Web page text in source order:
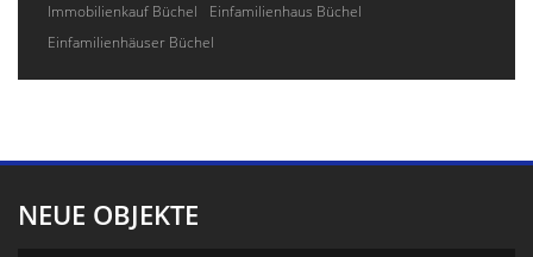
Immobilienkauf Büchel
Einfamilienhaus Büchel
Einfamilienhäuser Büchel
NEUE OBJEKTE